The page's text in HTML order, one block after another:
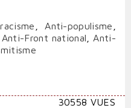
Anti-populisme
Anti-Front national
Anti-
30558 VUES